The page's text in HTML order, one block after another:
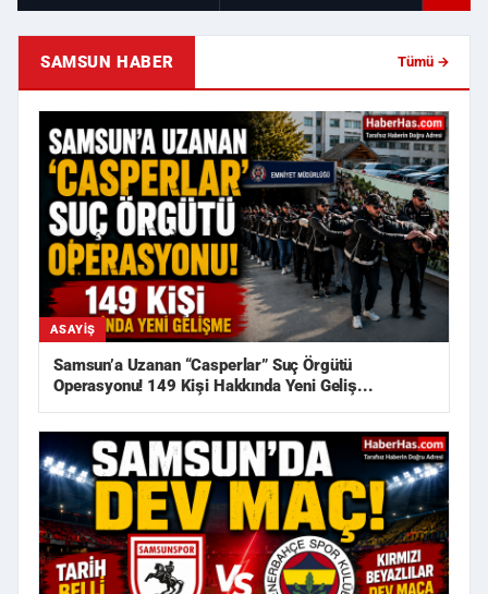
SAMSUN HABER Tümü →
ASAYIŞ
Samsun’a Uzanan “Casperlar” Suç Örgütü
Operasyonu! 149 Kişi Hakkında Yeni Geliş...